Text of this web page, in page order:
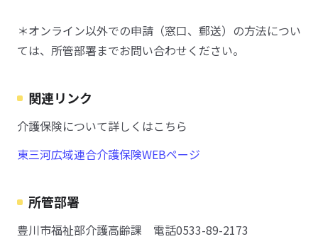
＊オンライン以外での申請（窓口、郵送）の方法につい
ては、所管部署までお問い合わせください。
関連リンク
介護保険について詳しくはこちら
東三河広域連合介護保険WEBページ
所管部署
豊川市福祉部介護高齢課 電話0533-89-2173